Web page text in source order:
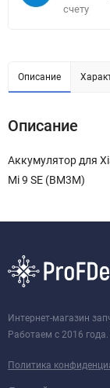
счету
Описание
Описание
Аккумулятор для
Mi 9 SE (BM3M)
Интернет-магазин
Работаем с 2016
Политика